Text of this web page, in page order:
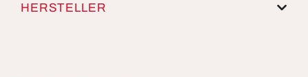
HERSTELLER